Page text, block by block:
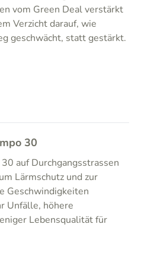
vom Green Deal verstärkt
Verzicht darauf, wie
geschwächt, statt gestärkt.
30
auf Durchgangsstrassen
Lärmschutz und zur
Geschwindigkeiten
Unfälle, höhere
Lebensqualität für